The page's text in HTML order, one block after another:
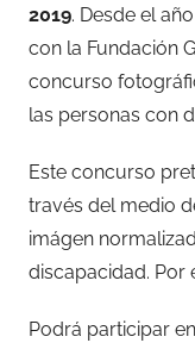
2019. Desde el
con la Fundación
concurso
las personas con
Este concurso
través del medio
imágen
discapacidad. Por
Podrá participar